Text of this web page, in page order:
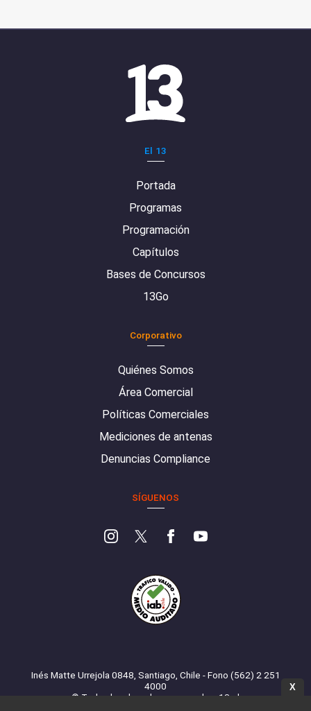
El 13
Portada
Programas
Programación
Capítulos
Bases de Concursos
13Go
Corporativo
Quiénes Somos
Área Comercial
Políticas Comerciales
Mediciones de antenas
Denuncias Compliance
SÍGUENOS
Inés Matte Urrejola 0848, Santiago, Chile - Fono (562) 2 251
4000
© Todos los derechos reservados. 13.cl
X